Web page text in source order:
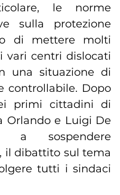
le norme
sulla protezione
di mettere molti
vari centri dislocati
una situazione di
controllabile. Dopo
primi cittadini di
Orlando e Luigi De
a sospendere
il dibattito sul tema
tutti i sindaci